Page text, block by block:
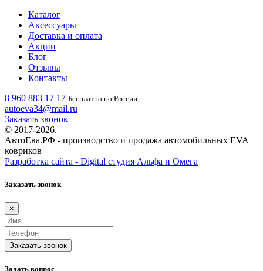
Каталог
Аксессуары
Доставка и оплата
Акции
Блог
Отзывы
Контакты
8 960 883 17 17 Бесплатно по России
autoeva34@mail.ru
Заказать звонок
© 2017-2026.
АвтоЕва.РФ - производство и продажа автомобильных EVA
ковриков
Разработка сайта - Digital студия Альфа и Омега
Заказать звонок
×
Заказать звонок
Задать вопрос